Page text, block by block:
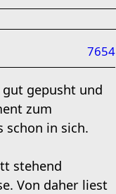
7654
gepusht und
zum
schon in sich.
stehend
Von daher liest